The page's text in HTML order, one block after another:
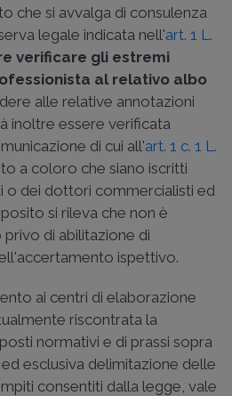
che si avvalga di consulenza
legale indicata nell'art. 1 L.
verificare gli estremi
al relativo albo
alle relative annotazioni
inoltre essere verificata
di cui all'art. 1 c. 1 L.
a coloro che siano iscritti
o dei dottori commercialisti ed
si rileva che non è
di abilitazione di
ispettivo.
ai centri di elaborazione
riscontrata la
normativi e di prassi sopra
esclusiva delimitazione delle
consentiti dalla legge, vale